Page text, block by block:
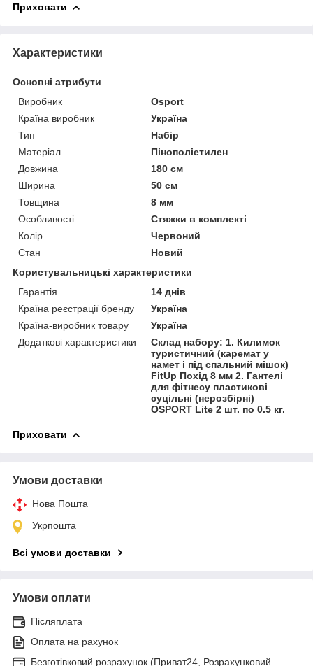
Приховати
Характеристики
Основні атрибути
Виробник
Osport
Країна виробник
Україна
Тип
Набір
Матеріал
Пінополіетилен
Довжина
180 см
Ширина
50 см
Товщина
8 мм
Особливості
Стяжки в комплекті
Колір
Червоний
Стан
Новий
Користувальницькі характеристики
Гарантія
14 днів
Країна реєстрації бренду
Україна
Країна-виробник товару
Україна
Додаткові характеристики
Склад набору: 1. Килимок
туристичний (каремат у
намет і під спальний мішок)
FitUp Похід 8 мм 2. Гантелі
для фітнесу пластикові
суцільні (нерозбірні)
OSPORT Lite 2 шт. по 0.5 кг.
Приховати
Умови доставки
Нова Пошта
Укрпошта
Всі умови доставки
Умови оплати
Післяплата
Оплата на рахунок
Безготівковий розрахунок (Приват24, Розрахунковий